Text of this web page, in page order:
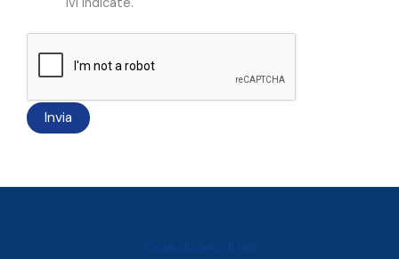
à
ivi indicate.
Invia
Cosa dicono di noi